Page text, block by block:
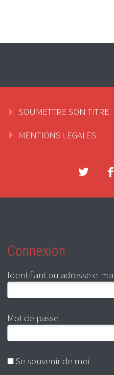
SOUMETTRE SON TITRE
MENTIONS LEGALES
Connexion
Identifiant ou adresse e-
Mot de passe
Se souvenir de moi